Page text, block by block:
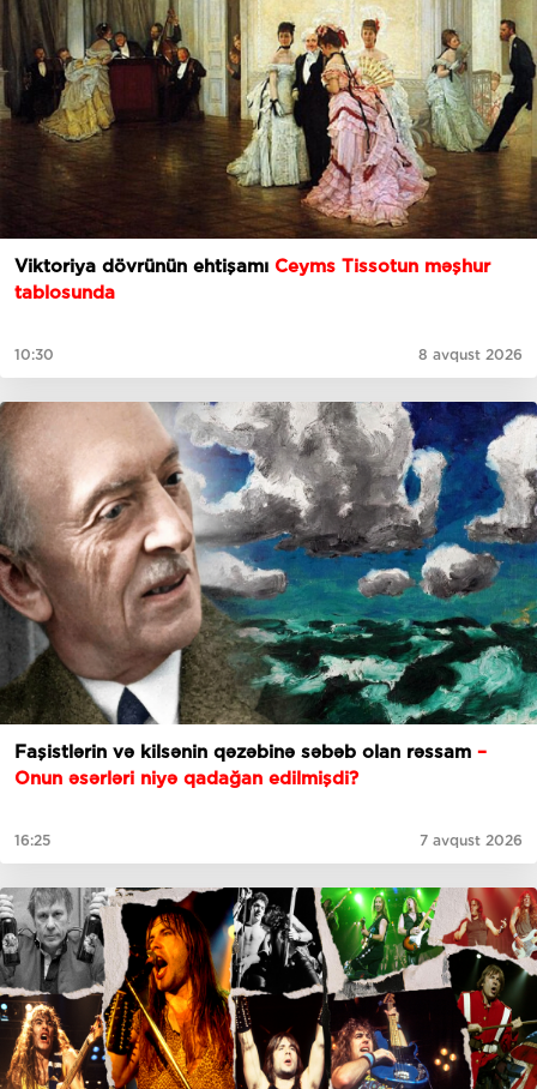
Viktoriya dövrünün ehtişamı Ceyms Tissotun məşhur
tablosunda
10:30 8 avqust 2026
Faşistlərin və kilsənin qəzəbinə səbəb olan rəssam –
Onun əsərləri niyə qadağan edilmişdi?
16:25 7 avqust 2026